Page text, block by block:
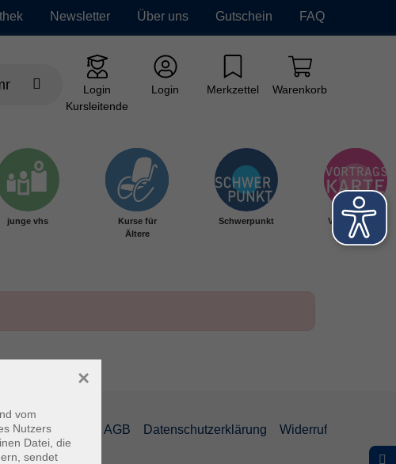
Newsletter Über uns Gutschein FAQ
Login
Kursleitende
Login Merkzettel Warenkorb
junge vhs
Kurse für
Ältere
Schwerpunkt Vortragskarte
Impressum AGB Datenschutzerklärung Widerruf
vom
Nutzers
Datei, die
sendet
×